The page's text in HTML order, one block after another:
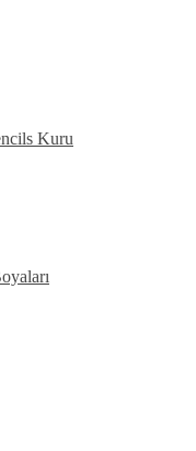
Kuru